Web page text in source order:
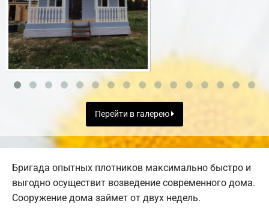
Перейти в галерею
Бригада опытных плотников максимально быстро и
выгодно осуществит возведение современного дома.
Сооружение дома займет от двух недель.